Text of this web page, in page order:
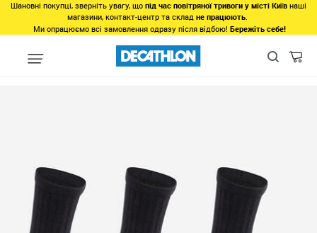
Шановні покупці, зверніть увагу, що під час повітряної тривоги у місті Київ наші
магазини, контакт-центр та склад не працюють.
Ми опрацюємо всі замовлення одразу після відбою! Бережіть себе!
Регіон Жінкам у Львові Одяг у Львові Нижня білизна у